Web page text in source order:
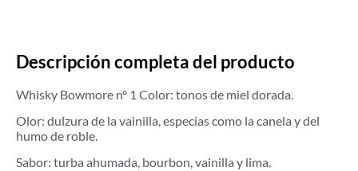
Descripción completa del producto
Whisky Bowmore nº 1 Color: tonos de miel dorada.
Olor: dulzura de la vainilla, especias como la canela y del
humo de roble.
Sabor: turba ahumada, bourbon, vainilla y lima.